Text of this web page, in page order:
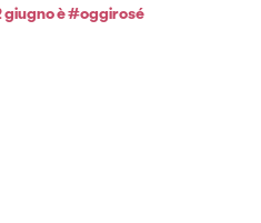
giugno è #oggirosé